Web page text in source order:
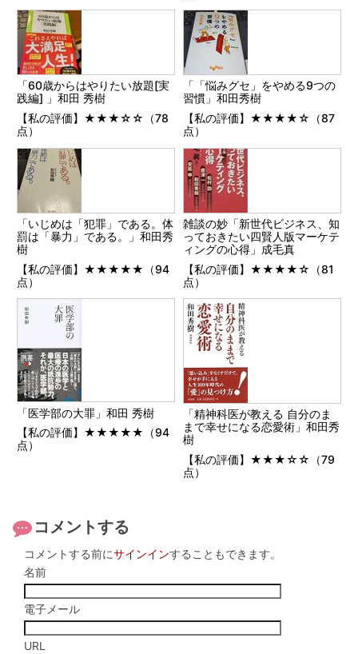
「60歳からはやりたい放題[実
践編] 」和田 秀樹
【私の評価】★★★☆☆（78
点）
「「悩みグセ」をやめる9つの
習慣」和田秀樹
【私の評価】★★★★☆（87
点）
「いじめは「犯罪」である。体
罰は「暴力」である。」和田秀
樹
【私の評価】★★★★★（94
点）
雑談の妙「新世代ビジネス、知
っておきたい四賢人版マーケテ
ィングの心得」成毛真
【私の評価】★★★★☆（81
点）
「医学部の大罪」和田 秀樹
【私の評価】★★★★★（94
点）
「精神科医が教える 自分のま
まで幸せになる恋愛術」和田秀
樹
【私の評価】★★★☆☆（79
点）
コメントする
コメントする前にサインインすることもできます。
名前
電子メール
URL